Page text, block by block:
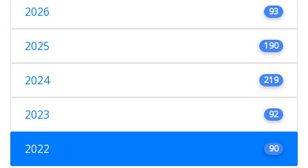
2026 93
2025 190
2024 219
2023 92
2022 90